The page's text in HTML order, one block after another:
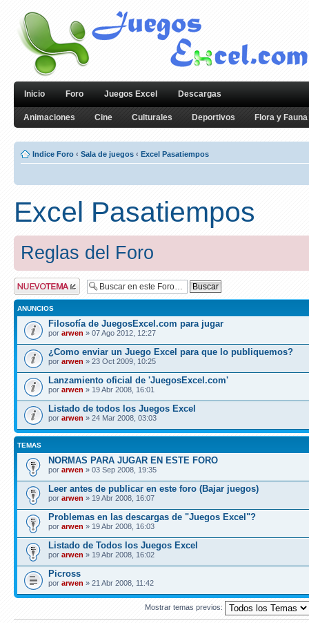
Inicio Foro Juegos Excel Descargas
Animaciones Cine Culturales Deportivos Flora y Fauna
Indice Foro ‹ Sala de juegos ‹ Excel Pasatiempos
Excel Pasatiempos
Reglas del Foro
Publicar un nuevo
tema
ANUNCIOS
Filosofía de JuegosExcel.com para jugar
por arwen » 07 Ago 2012, 12:27
¿Como enviar un Juego Excel para que lo publiquemos?
por arwen » 23 Oct 2009, 10:25
Lanzamiento oficial de 'JuegosExcel.com'
por arwen » 19 Abr 2008, 16:01
Listado de todos los Juegos Excel
por arwen » 24 Mar 2008, 03:03
TEMAS
NORMAS PARA JUGAR EN ESTE FORO
por arwen » 03 Sep 2008, 19:35
Leer antes de publicar en este foro (Bajar juegos)
por arwen » 19 Abr 2008, 16:07
Problemas en las descargas de "Juegos Excel"?
por arwen » 19 Abr 2008, 16:03
Listado de Todos los Juegos Excel
por arwen » 19 Abr 2008, 16:02
Picross
por arwen » 21 Abr 2008, 11:42
Mostrar temas previos: